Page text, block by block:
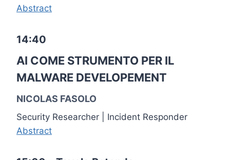
Abstract
14:40
AI COME STRUMENTO PER IL
MALWARE DEVELOPEMENT
NICOLAS FASOLO
Security Researcher | Incident Responder
Abstract